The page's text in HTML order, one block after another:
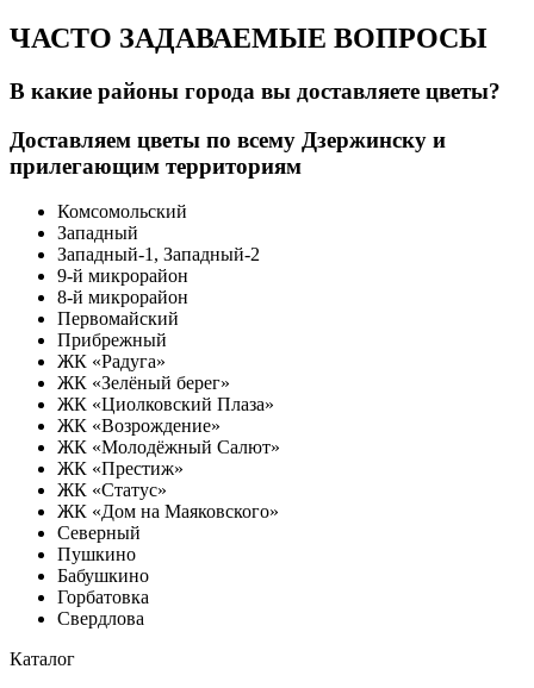
ЧАСТО ЗАДАВАЕМЫЕ ВОПРОСЫ
В какие районы города вы доставляете цветы?
Доставляем цветы по всему Дзержинску и
прилегающим территориям
Комсомольский
Западный
Западный-1, Западный-2
9-й микрорайон
8-й микрорайон
Первомайский
Прибрежный
ЖК «Радуга»
ЖК «Зелёный берег»
ЖК «Циолковский Плаза»
ЖК «Возрождение»
ЖК «Молодёжный Салют»
ЖК «Престиж»
ЖК «Статус»
ЖК «Дом на Маяковского»
Северный
Пушкино
Бабушкино
Горбатовка
Свердлова
Каталог